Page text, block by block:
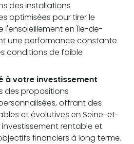
des installations
optimisées pour tirer le
l'ensoleillement en Île-de-
une performance constante
conditions de faible
à votre investissement
des propositions
offrant des
et évolutives en Seine-et-
rentable et
financiers à long terme.